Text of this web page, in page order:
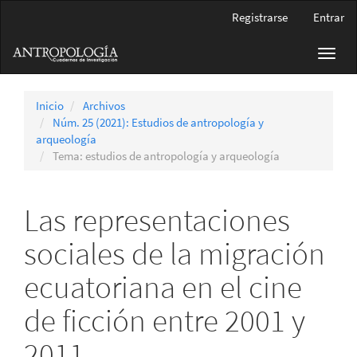
principal
Barra
Registrarse Entrar
Inicio
Archivos
Núm. 25 (2021): Estudios de antropología y
arqueología
Tema: estudios de antropología y arqueología
Las representaciones
sociales de la migración
ecuatoriana en el cine
de ficción entre 2001 y